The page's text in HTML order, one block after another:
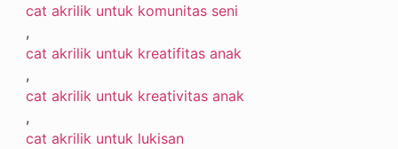
cat akrilik untuk komunitas seni
,
cat akrilik untuk kreatifitas anak
,
cat akrilik untuk kreativitas anak
,
cat akrilik untuk lukisan